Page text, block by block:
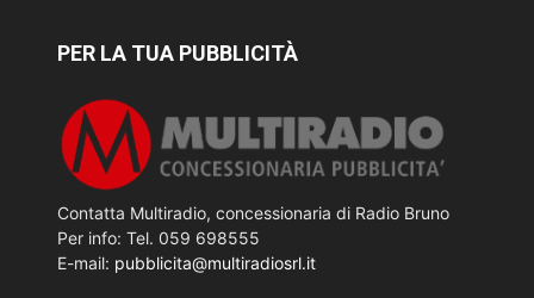
PER LA TUA PUBBLICITÀ
Contatta Multiradio, concessionaria di Radio Bruno
Per info: Tel. 059 698555
E-mail: pubblicita@multiradiosrl.it